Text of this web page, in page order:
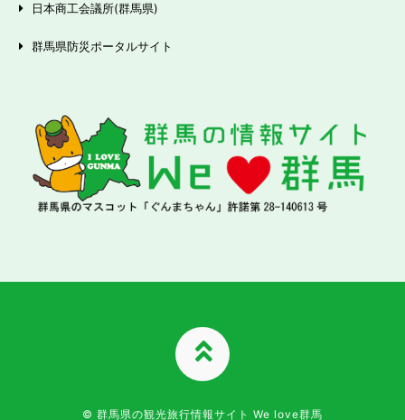
日本商工会議所(群馬県)
群馬県防災ポータルサイト
TOPへ
© 群馬県の観光旅行情報サイト We love群馬